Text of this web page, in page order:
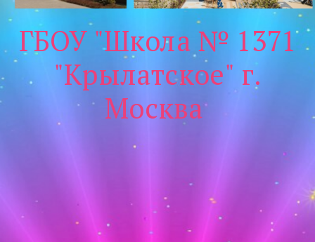
ГБОУ "Школа № 1371
"Крылатское" г.
Москва